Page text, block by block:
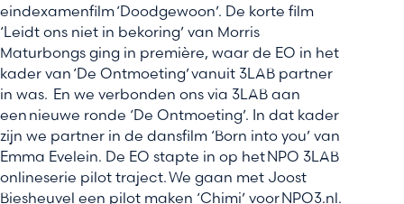
eindexamenfilm ‘Doodgewoon’. De korte film
‘Leidt ons niet in bekoring’ van Morris
Maturbongs ging in première, waar de EO in het
kader van ‘De Ontmoeting’ vanuit 3LAB partner
in was. En we verbonden ons via 3LAB aan
een nieuwe ronde ‘De Ontmoeting’. In dat kader
zijn we partner in de dansfilm ‘Born into you’ van
Emma Evelein. De EO stapte in op het NPO 3LAB
onlineserie pilot traject. We gaan met Joost
Biesheuvel een pilot maken ‘Chimi’ voor NPO3.nl.